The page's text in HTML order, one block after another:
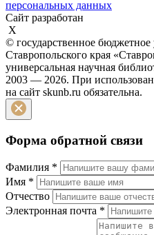
персональных данных
Сайт разработан
X
© государственное
Ставропольского края
универсальная научная
2003 — 2026. При
на сайт skunb.ru обязательна.
Форма обратной связи
Фамилия *
Имя *
Отчество
Электронная почта *